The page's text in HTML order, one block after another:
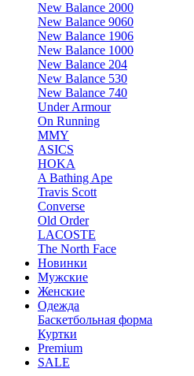
New Balance 2000
New Balance 9060
New Balance 1906
New Balance 1000
New Balance 204
New Balance 530
New Balance 740
Under Armour
On Running
MMY
ASICS
HOKA
A Bathing Ape
Travis Scott
Converse
Old Order
LACOSTE
The North Face
Новинки
Мужские
Женские
Одежда
Баскетбольная форма
Куртки
Premium
SALE